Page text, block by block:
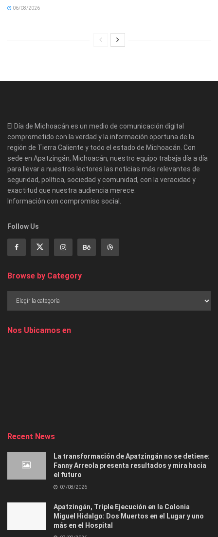
06/08/2026
El Día de Michoacán es un medio de comunicación digital
comprometido con la verdad y la información oportuna de la
región de Tierra Caliente y todo el estado de Michoacán. Con
sede en Apatzingán, Michoacán, nuestro equipo trabaja día a día
para llevar a nuestros lectores las noticias más relevantes de
seguridad, política, sociedad y comunidad, con la veracidad y
exactitud que nuestra audiencia merece.
Información con compromiso social.
Follow Us
Browse by Category
Nos Ubicamos en
Recent News
La transformación de Apatzingán no se detiene:
Fanny Arreola presenta resultados y mira hacia
el futuro
07/08/2026
Apatzingán, Triple Ejecución en la Colonia
Miguel Hidalgo: Dos Muertos en el Lugar y uno
más en el Hospital